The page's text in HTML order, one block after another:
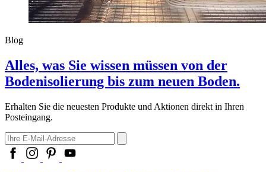
Blog
Alles, was Sie wissen müssen von der
Bodenisolierung bis zum neuen Boden.
Erhalten Sie die neuesten Produkte und Aktionen direkt in Ihren
Posteingang.